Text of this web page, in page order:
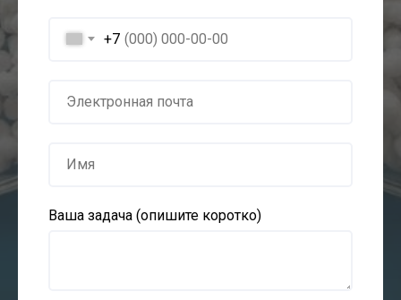
+7
Ваша задача (опишите коротко)